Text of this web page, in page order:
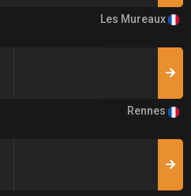
Les Mureaux
Rennes